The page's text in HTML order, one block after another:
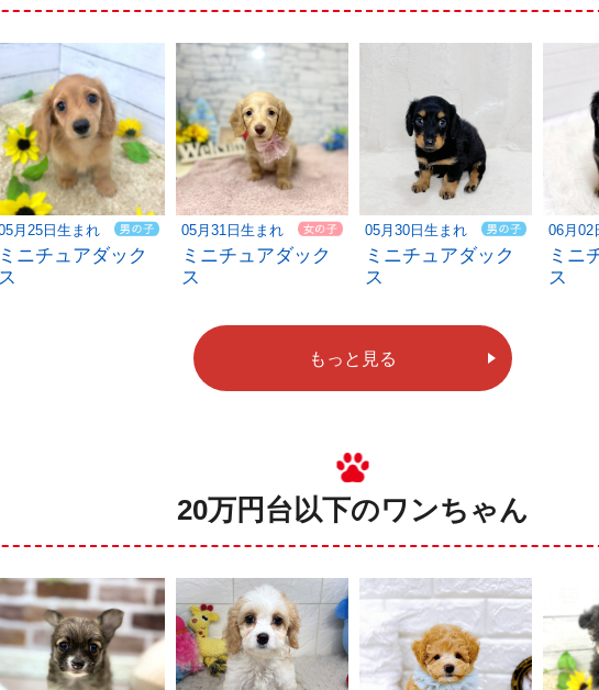
月25日生まれ
ミニチュアダック
ス
05月31日生まれ
ミニチュアダック
ス
05月30日生まれ
ミニチュアダック
ス
06月02
ミニ
ス
もっと見る
20万円台以下のワンちゃん